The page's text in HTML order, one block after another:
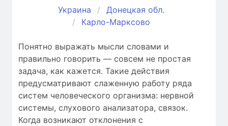
Украина
Донецкая обл.
Карло-Марксово
Понятно выражать мысли словами и
правильно говорить — совсем не простая
задача, как кажется. Такие действия
предусматривают слаженную работу ряда
систем человеческого организма: нервной
системы, слухового анализатора, связок.
Когда возникают отклонения c